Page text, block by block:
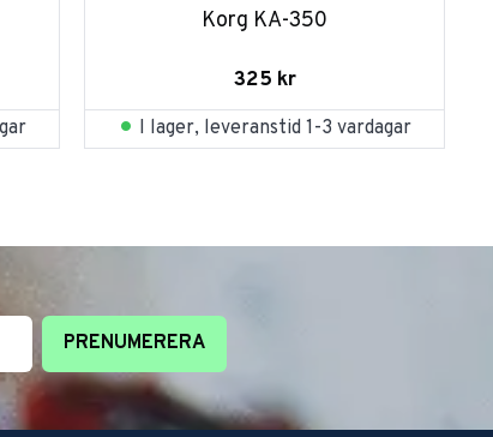
Korg KA-350
325 kr
I lager, leveranstid 1-3 vardagar
PRENUMERERA